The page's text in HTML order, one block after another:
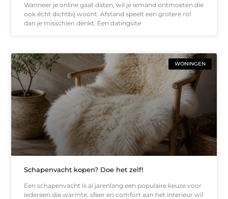
Wanneer je online gaat daten, wil je iemand ontmoeten die
ook écht dichtbij woont. Afstand speelt een grotere rol
dan je misschien denkt. Een datingsite
WONINGEN
Schapenvacht kopen? Doe het zelf!
Een schapenvacht is al jarenlang een populaire keuze voor
iedereen die warmte, sfeer en comfort aan het interieur wil